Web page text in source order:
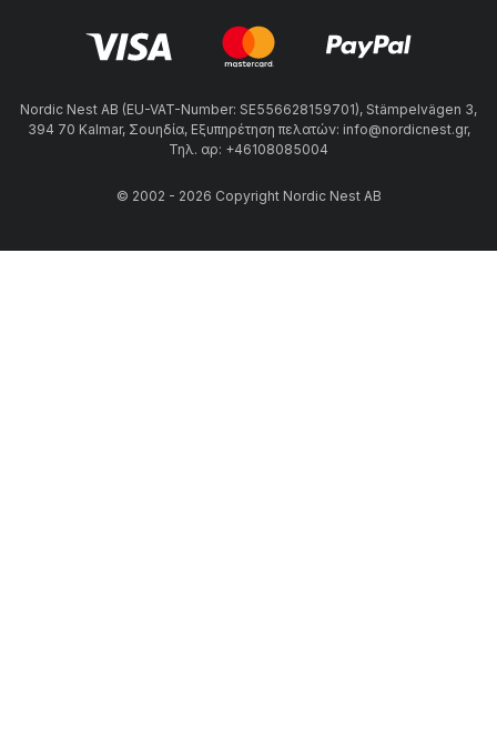
Nordic Nest AB (EU-VAT-Number: SE556628159701), Stämpelvägen 3,
394 70 Kalmar, Σουηδία, Εξυπηρέτηση πελατών: info@nordicnest.gr,
Τηλ. αρ: +46108085004
© 2002 - 2026 Copyright Nordic Nest AB